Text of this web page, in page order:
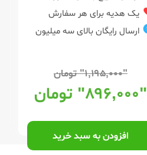
یک هدیه برای هر سفارش
ارسال رایگان بالای سه میلیون
"۱,۱۹۵,۰۰۰" تومان
"۸۹۶,۰۰۰" تومان
افزودن به سبد خرید